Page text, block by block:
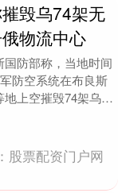
毁乌74架无
物流中心
防部称，当地时间
防空系统在布良斯
上空摧毁74架乌克
股票配资门户网